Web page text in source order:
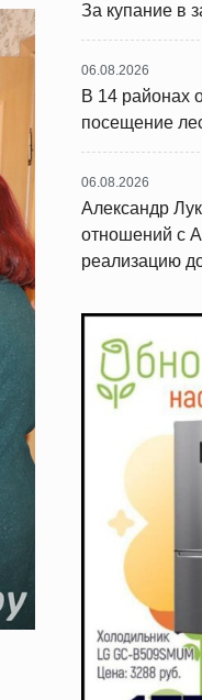
За купание в
06.08.2026
В 14 районах
посещение
06.08.2026
Александр
отношений с
реализацию